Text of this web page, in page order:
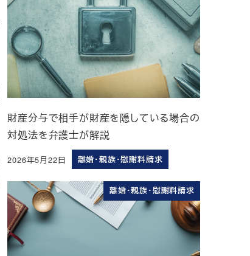
財産分与で相手が財産を隠している場合の
対処法を弁護士が解説
投稿日
2026年5月22日 離婚・親族・慰謝料請求
離婚・親族・慰謝料請求